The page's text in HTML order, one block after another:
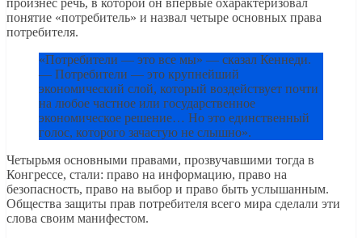
произнес речь, в которой он впервые охарактеризовал
понятие «потребитель» и назвал четыре основных права
потребителя.
«Потребители — это все мы» — сказал Кеннеди.
— Потребители — это крупнейший
экономический слой, который воздействует почти
на любое частное или государственное
экономическое решение… Но это единственный
голос, которого зачастую не слышно».
Четырьмя основными правами, прозвучавшими тогда в
Конгрессе, стали: право на информацию, право на
безопасность, право на выбор и право быть услышанным.
Общества защиты прав потребителя всего мира сделали эти
слова своим манифестом.